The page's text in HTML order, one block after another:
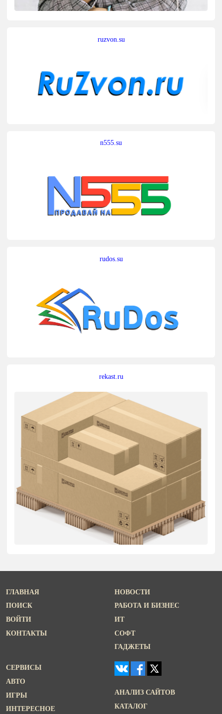
ruzvon.su
n555.su
rudos.su
rekast.ru
ГЛАВНАЯ
ПОИСК
ВОЙТИ
КОНТАКТЫ
НОВОСТИ
РАБОТА И БИЗНЕС
ИТ
СОФТ
ГАДЖЕТЫ
СЕРВИСЫ
АВТО
ИГРЫ
ИНТЕРЕСНОЕ
АНАЛИЗ САЙТОВ
КАТАЛОГ